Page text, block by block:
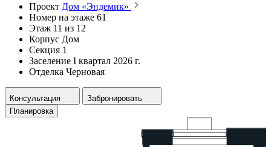
Проект Дом «Эндемик»
Номер на этаже 61
Этаж 11 из 12
Корпус Дом
Секция 1
Заселение I квартал 2026 г.
Отделка Черновая
Консультация
Забронировать
Планировка